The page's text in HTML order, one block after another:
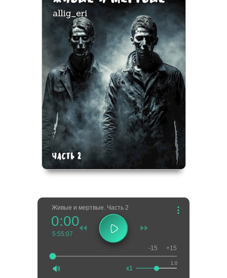
Живые и мертвые. Часть 2
0:00
5:55:07
1.0
x1
-15 +15